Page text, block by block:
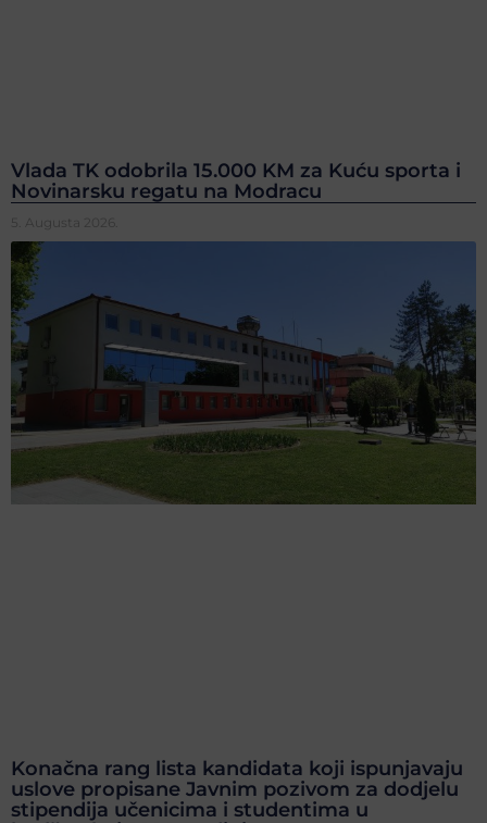
Vlada TK odobrila 15.000 KM za Kuću sporta i
Novinarsku regatu na Modracu
5. Augusta 2026.
Konačna rang lista kandidata koji ispunjavaju
uslove propisane Javnim pozivom za dodjelu
stipendija učenicima i studentima u